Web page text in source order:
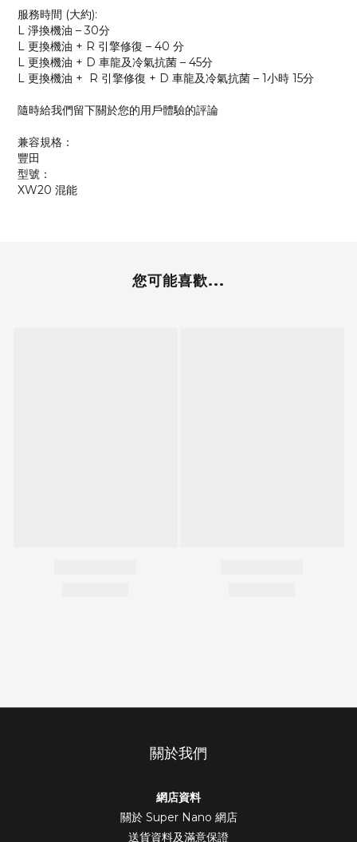
服務時間 (大約):
L 淨換機油 – 30分
L 更換機油 + R 引擎修復 – 40 分
L 更換機油 + D 車龍及冷氣抗菌 – 45分
L 更換機油 + R 引擎修復 + D 車龍及冷氣抗菌 – 1小時 15分
隨時給我們留下關於您的用戶體驗的評論
兼容規格：
豐田
型號：
XW20 混能
您可能喜歡...
關於我們
網店資料
關於 Super Nano 網店
送貨資料及滿意保證